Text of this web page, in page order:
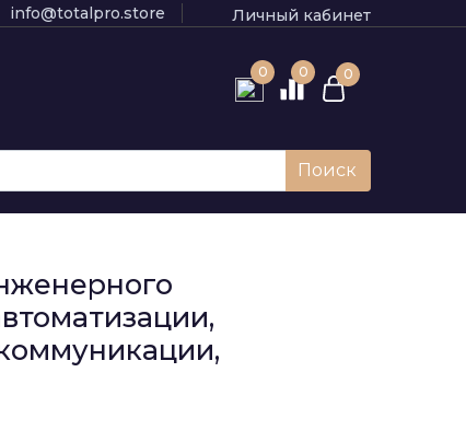
info@totalpro.store Личный кабинет
0 0 0
Поиск